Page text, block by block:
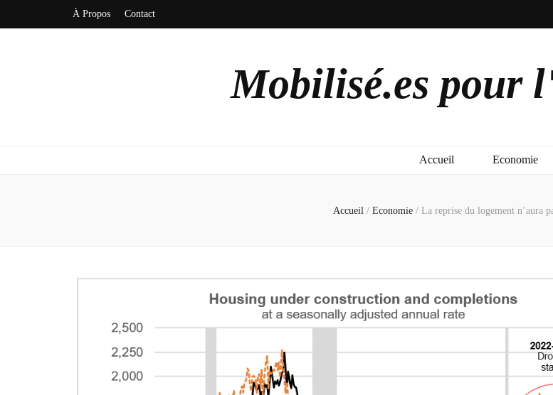
À Propos Contact
Mobilisé.es pour
Accueil Economie
Accueil / Economie / La reprise du logement n’aura